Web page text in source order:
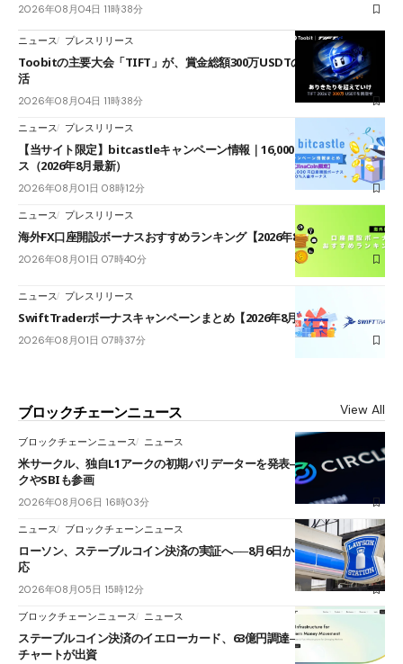
2026年08月04日 11時38分
ニュース プレスリリース
Toobitの主要大会「TIFT」が、賞金総額300万USDTのレースとして復
活
2026年08月04日 11時38分
ニュース プレスリリース
【当サイト限定】bitcastleキャンペーン情報｜16,000円口座開設ボーナ
ス（2026年8月最新）
2026年08月01日 08時12分
ニュース プレスリリース
海外FX口座開設ボーナスおすすめランキング【2026年8月最新】
2026年08月01日 07時40分
ニュース プレスリリース
SwiftTraderボーナスキャンペーンまとめ【2026年8月最新】
2026年08月01日 07時37分
ブロックチェーンニュース View All
ブロックチェーンニュース ニュース
米サークル、独自L1アークの初期バリデーターを発表――ブラックロッ
クやSBIも参画
2026年08月06日 16時03分
ニュース ブロックチェーンニュース
ローソン、ステーブルコイン決済の実証へ──8月6日からJPYCやUSDC対
応
2026年08月05日 15時12分
ブロックチェーンニュース ニュース
ステーブルコイン決済のイエローカード、63億円調達──ソニーやスタン
チャートが出資